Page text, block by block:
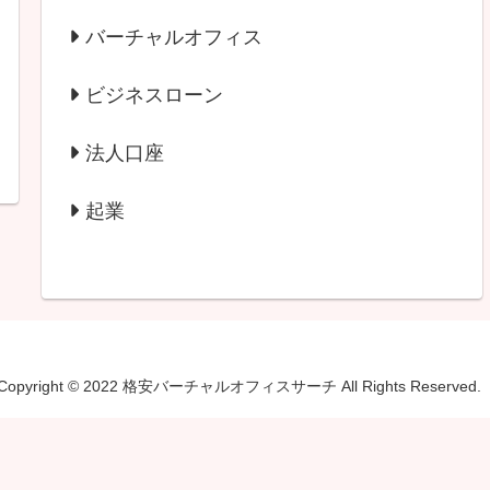
バーチャルオフィス
ビジネスローン
法人口座
起業
© 2022 格安バーチャルオフィスサーチ All Rights Reserved.